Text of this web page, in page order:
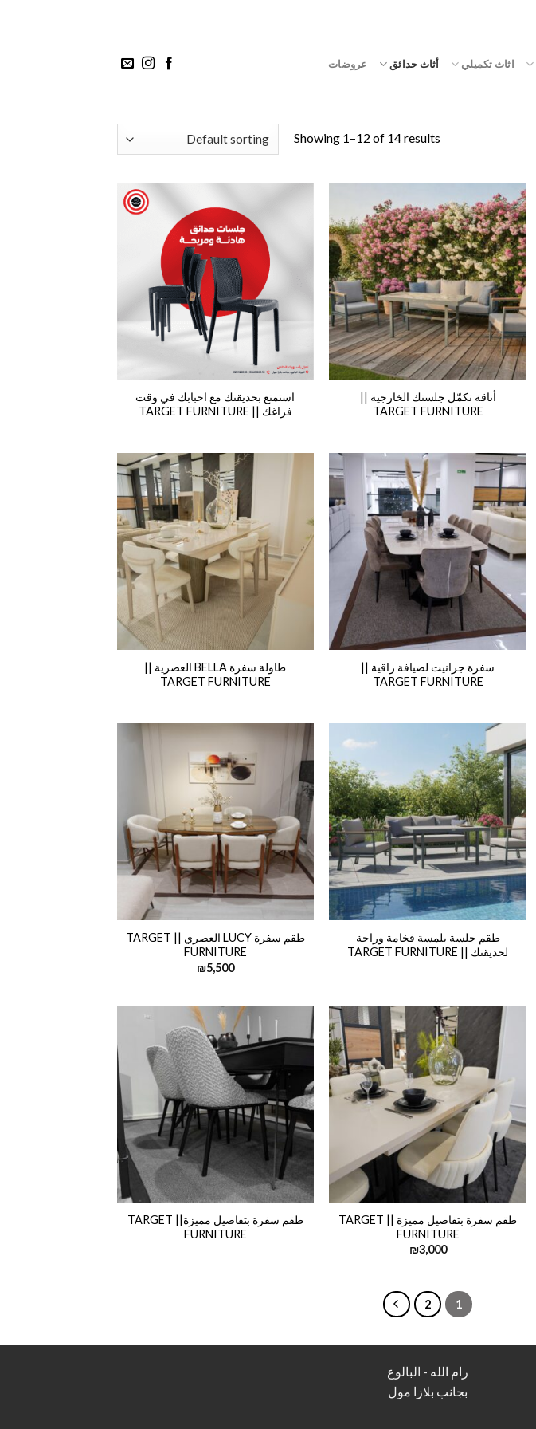
اثاث تكميلي أثاث حدائق عروضات
Showing 1–12 of 14 results
أناقة تكمّل جلستك الخارجية ||
TARGET FURNITURE
استمتع بحديقتك مع احبابك في وقت
فراغك || TARGET FURNITURE
سفرة جرانيت لضيافة راقية ||
TARGET FURNITURE
طاولة سفرة BELLA العصرية ||
TARGET FURNITURE
طقم جلسة بلمسة فخامة وراحة
لحديقتك || TARGET FURNITURE
طقم سفرة LUCY العصري || TARGET
FURNITURE
₪5,500
طقم سفرة بتفاصيل مميزة || TARGET
FURNITURE
₪3,000
طقم سفرة بتفاصيل مميزة|| TARGET
FURNITURE
1
2
رام الله - البالوع
بجانب بلازا مول